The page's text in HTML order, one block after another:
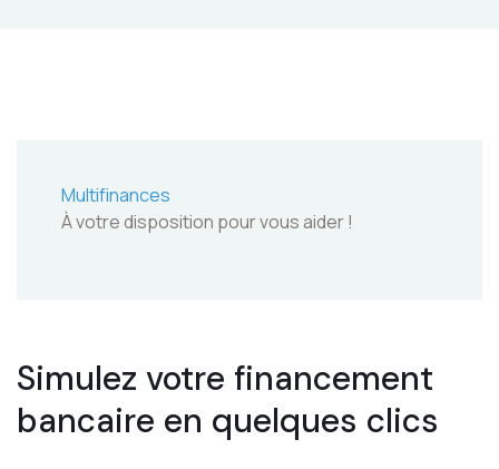
Multifinances
À votre disposition pour vous aider !
Simulez votre financement
bancaire en quelques clics